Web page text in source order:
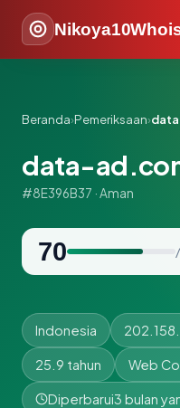
Beranda›Pemeriksaan›
data-
#8E396B37 · Aman
70
Indonesia
25.9 tahun Web
Diperbarui3 bulan